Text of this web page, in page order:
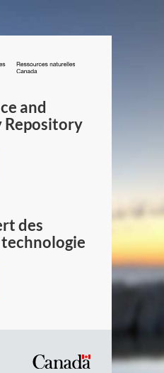
/
Canada
and
Repository
des